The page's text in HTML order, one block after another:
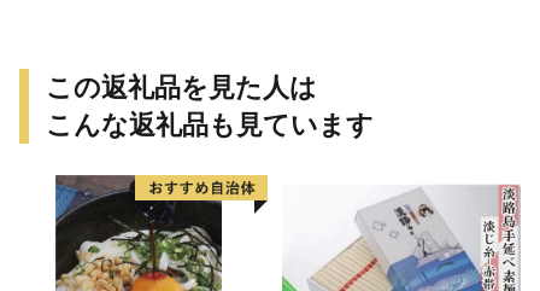
この返礼品を見た人は
こんな返礼品も見ています